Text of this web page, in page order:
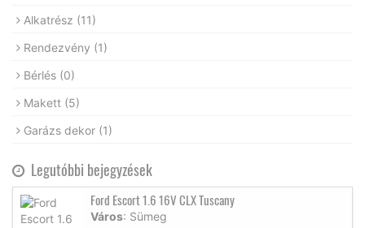
Alkatrész (11)
Rendezvény (1)
Bérlés (0)
Makett (5)
Garázs dekor (1)
Legutóbbi bejegyzések
Ford Escort 1.6 16V CLX Tuscany
Város: Sümeg